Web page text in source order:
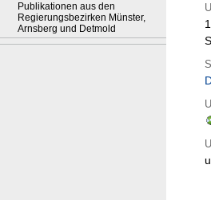
Publikationen aus den
Regierungsbezirken Münster,
Arnsberg und Detmold